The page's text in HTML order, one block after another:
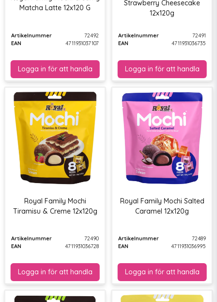
Matcha Latte 12x120 G
Artikelnummer
72492
EAN
4711931037107
Strawberry Cheesecake
12x120g
Artikelnummer
72491
EAN
4711931036735
Royal Family Mochi
Tiramisu & Creme 12x120g
Artikelnummer
72490
EAN
4711931036728
Royal Family Mochi Salted
Caramel 12x120g
Artikelnummer
72489
EAN
4711931036995